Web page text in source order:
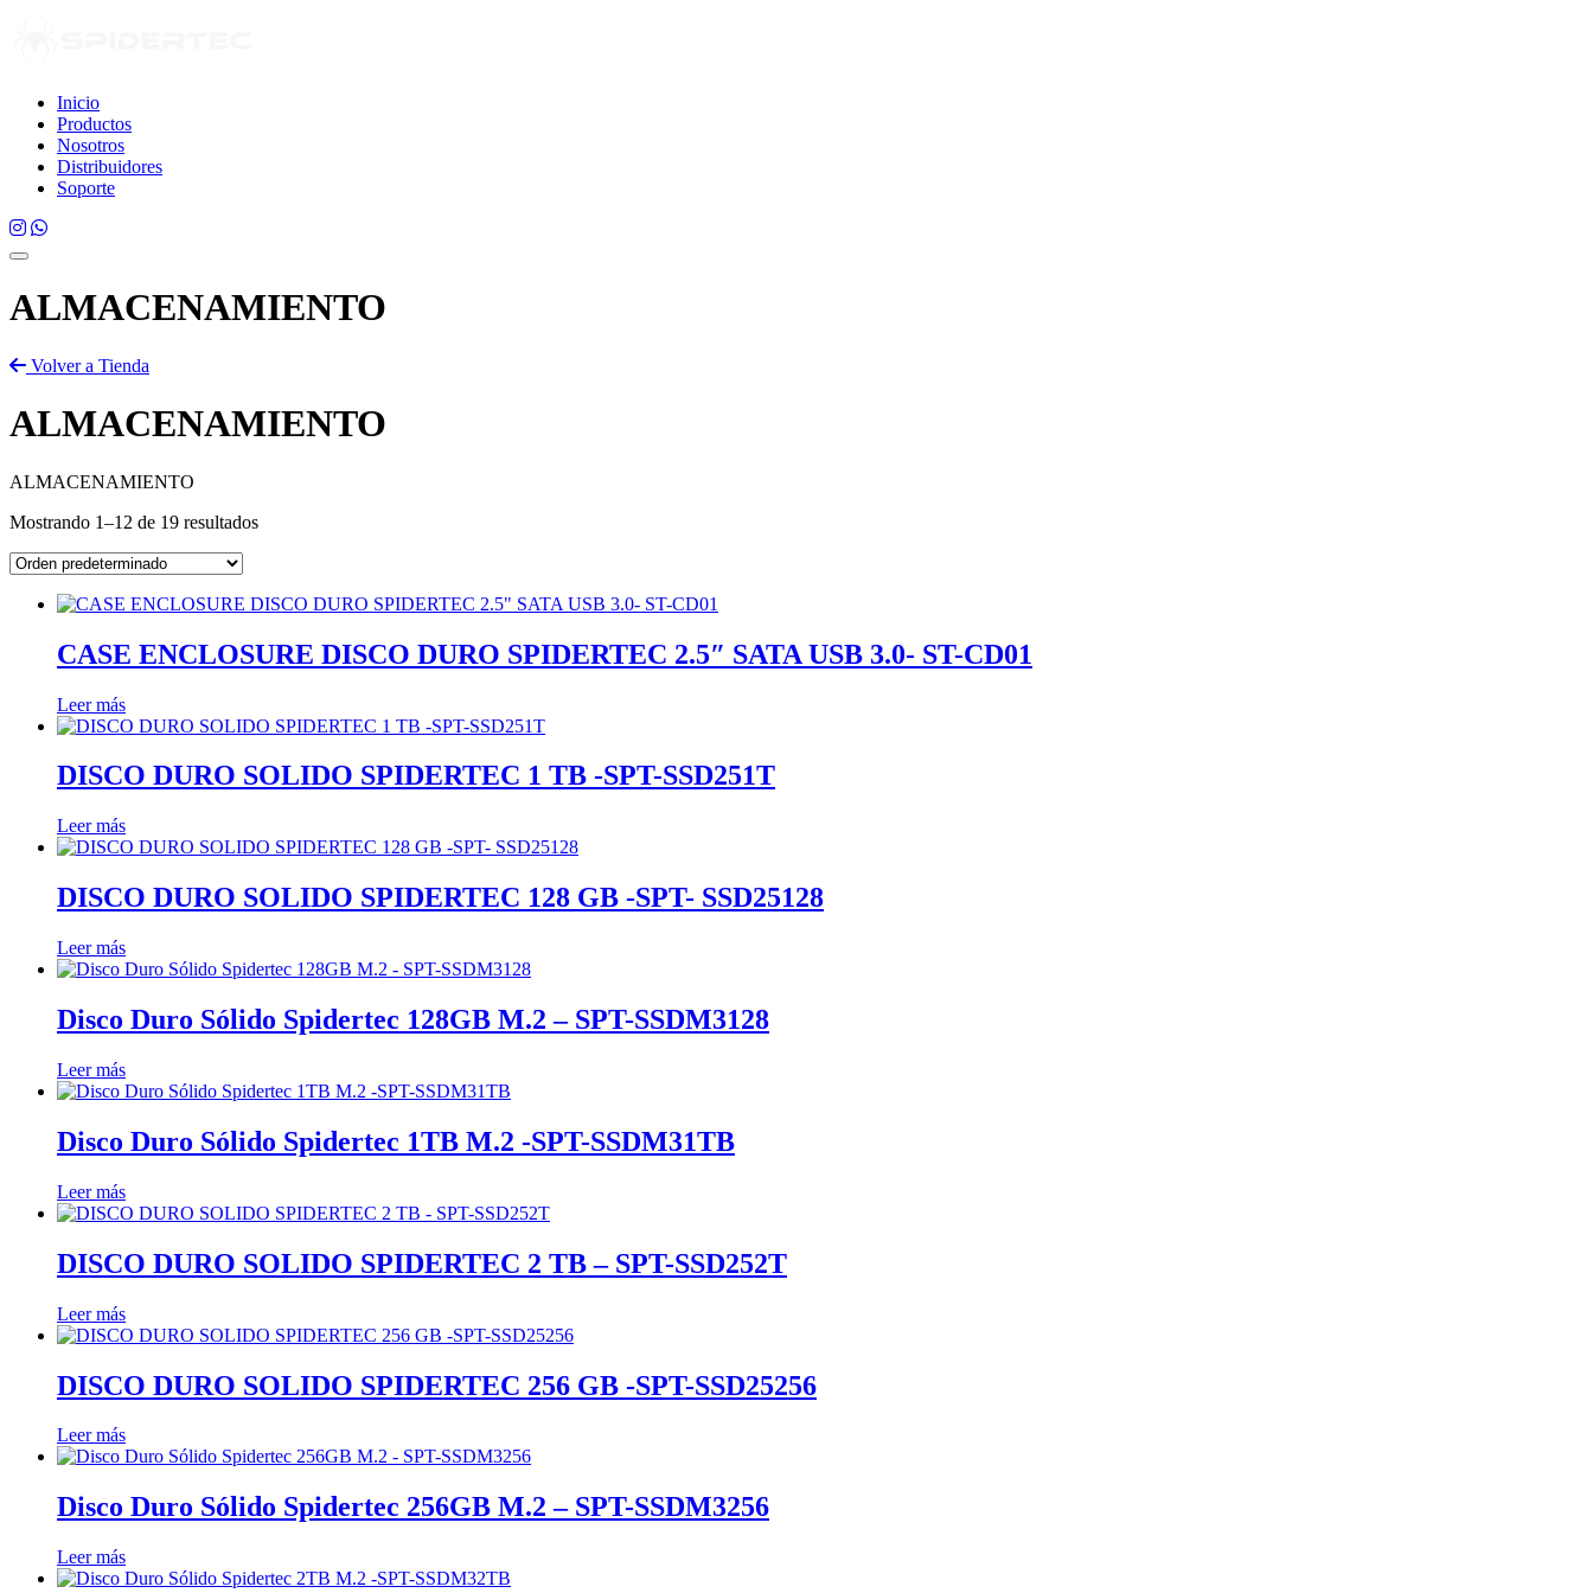
Inicio
Productos
Nosotros
Distribuidores
Soporte
ALMACENAMIENTO
Volver a Tienda
ALMACENAMIENTO
ALMACENAMIENTO
Mostrando 1–12 de 19 resultados
CASE ENCLOSURE DISCO DURO SPIDERTEC 2.5″ SATA USB 3.0- ST-CD01
Leer más
DISCO DURO SOLIDO SPIDERTEC 1 TB -SPT-SSD251T
Leer más
DISCO DURO SOLIDO SPIDERTEC 128 GB -SPT- SSD25128
Leer más
Disco Duro Sólido Spidertec 128GB M.2 – SPT-SSDM3128
Leer más
Disco Duro Sólido Spidertec 1TB M.2 -SPT-SSDM31TB
Leer más
DISCO DURO SOLIDO SPIDERTEC 2 TB – SPT-SSD252T
Leer más
DISCO DURO SOLIDO SPIDERTEC 256 GB -SPT-SSD25256
Leer más
Disco Duro Sólido Spidertec 256GB M.2 – SPT-SSDM3256
Leer más